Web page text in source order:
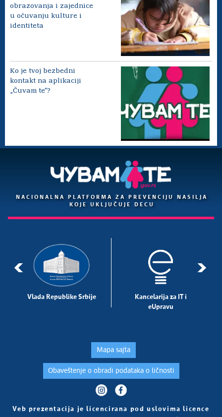
obrazovanja i zajednice
u očuvanju kulture i
identiteta
Ko je tvoj bezbedni
kontakt na aplikaciji
„Čuvam te“?
NACIONALNA PLATFORMA ZA PREVENCIJU NASILJA
KOJE UKLJUČUJE DECU
Vlada Republike Srbije
Kancelarija za IT i
eUpravu
Mapa sajta
Obaveštenje o obradi podataka o ličnosti
Veb prezentacija je licencirana pod uslovima licence